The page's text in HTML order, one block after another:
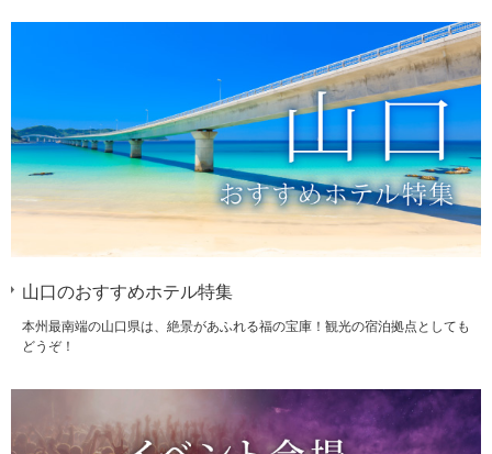
山口のおすすめホテル特集
本州最南端の山口県は、絶景があふれる福の宝庫！観光の宿泊拠点としても
どうぞ！